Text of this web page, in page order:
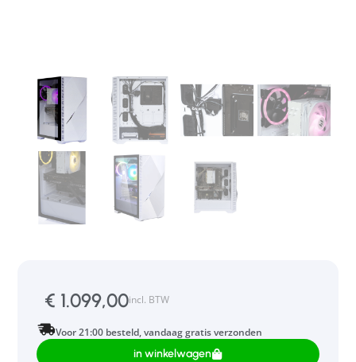
€ 1.099,00incl. BTW
Voor 21:00 besteld, vandaag gratis verzonden
in winkelwagen